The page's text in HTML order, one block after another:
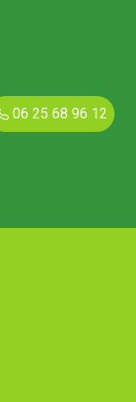
06 25 68 96 12